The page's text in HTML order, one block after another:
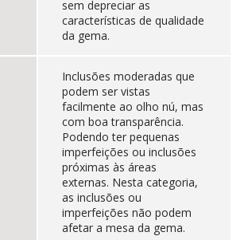
sem depreciar as
características de qualidade
da gema.
Inclusões moderadas que
podem ser vistas
facilmente ao olho nú, mas
com boa transparência.
Podendo ter pequenas
imperfeições ou inclusões
próximas às áreas
externas. Nesta categoria,
as inclusões ou
imperfeições não podem
afetar a mesa da gema.